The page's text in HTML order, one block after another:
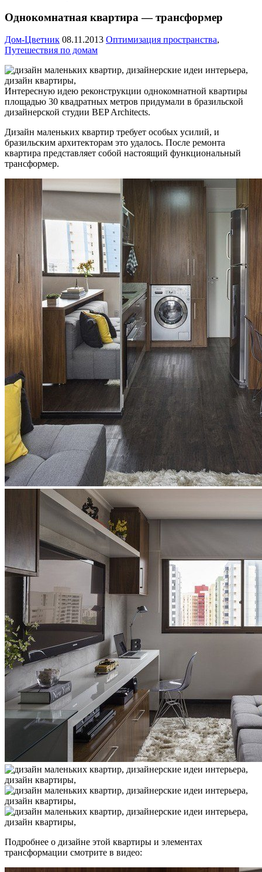
Однокомнатная квартира — трансформер
Дом-Цветник 08.11.2013 Оптимизация пространства,
Путешествия по домам
Интересную идею реконструкции однокомнатной квартиры
площадью 30 квадратных метров придумали в бразильской
дизайнерской студии BEP Architects.
Дизайн маленьких квартир требует особых усилий, и
бразильским архитекторам это удалось. После ремонта
квартира представляет собой настоящий функциональный
трансформер.
Подробнее о дизайне этой квартиры и элементах
трансформации смотрите в видео: